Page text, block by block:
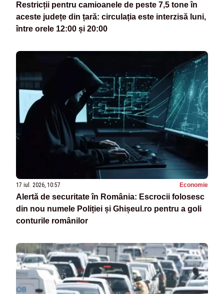
Restricții pentru camioanele de peste 7,5 tone în
aceste județe din țară: circulația este interzisă luni,
între orele 12:00 și 20:00
17 iul. 2026, 10:57 Economie
Alertă de securitate în România: Escrocii folosesc
din nou numele Poliției și Ghișeul.ro pentru a goli
conturile românilor